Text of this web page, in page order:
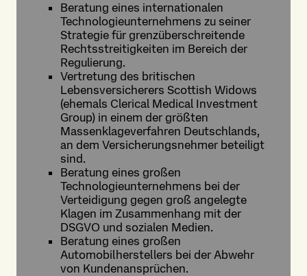
Beratung eines internationalen
Technologieunternehmens zu seiner
Strategie für grenzüberschreitende
Rechtsstreitigkeiten im Bereich der
Regulierung.
Vertretung des britischen
Lebensversicherers Scottish Widows
(ehemals Clerical Medical Investment
Group) in einem der größten
Massenklageverfahren Deutschlands,
an dem Versicherungsnehmer beteiligt
sind.
Beratung eines großen
Technologieunternehmens bei der
Verteidigung gegen groß angelegte
Klagen im Zusammenhang mit der
DSGVO und sozialen Medien.
Beratung eines großen
Automobilherstellers bei der Abwehr
von Kundenansprüchen.